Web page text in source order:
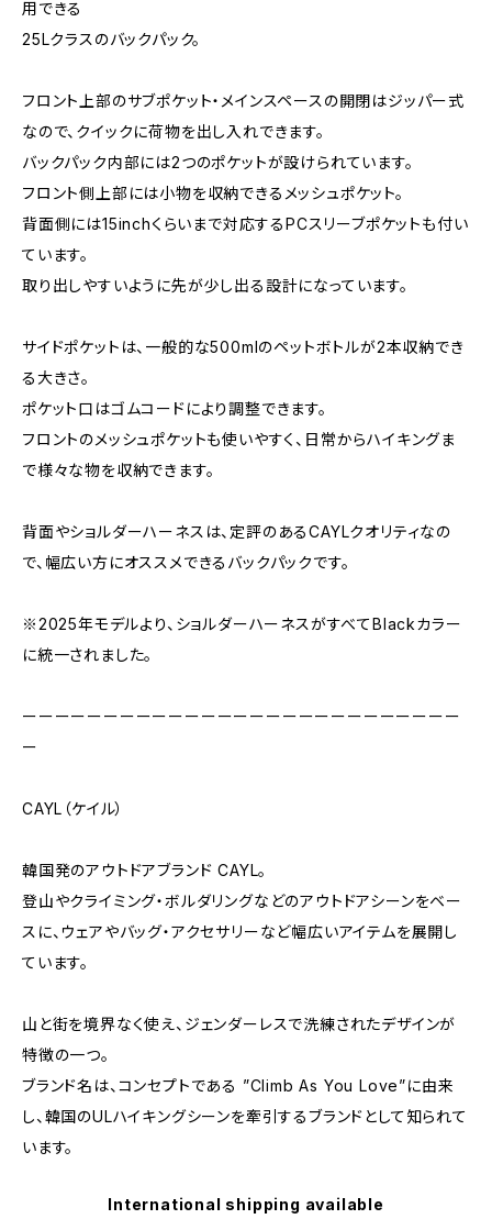
用できる
25Lクラスのバックパック。
フロント上部のサブポケット・メインスペースの開閉はジッパー式
なので、クイックに荷物を出し入れできます。
バックパック内部には2つのポケットが設けられています。
フロント側上部には小物を収納できるメッシュポケット。
背面側には15inchくらいまで対応するPCスリーブポケットも付い
ています。
取り出しやすいように先が少し出る設計になっています。
サイドポケットは、一般的な500mlのペットボトルが2本収納でき
る大きさ。
ポケット口はゴムコードにより調整できます。
フロントのメッシュポケットも使いやすく、日常からハイキングま
で様々な物を収納できます。
背面やショルダーハーネスは、定評のあるCAYLクオリティなの
で、幅広い方にオススメできるバックパックです。
※2025年モデルより、ショルダーハーネスがすべてBlackカラー
に統一されました。
ーーーーーーーーーーーーーーーーーーーーーーーーーーー
ー
CAYL（ケイル）
韓国発のアウトドアブランド CAYL。
登山やクライミング・ボルダリングなどのアウトドアシーンをベー
スに、ウェアやバッグ・アクセサリーなど幅広いアイテムを展開し
ています。
山と街を境界なく使え、ジェンダーレスで洗練されたデザインが
特徴の一つ。
ブランド名は、コンセプトである ”Climb As You Love”に由来
し、韓国のULハイキングシーンを牽引するブランドとして知られて
います。
International shipping available